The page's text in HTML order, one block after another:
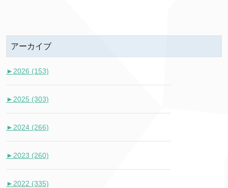
アーカイブ
► 2026 (153)
► 2025 (303)
► 2024 (266)
► 2023 (260)
► 2022 (335)